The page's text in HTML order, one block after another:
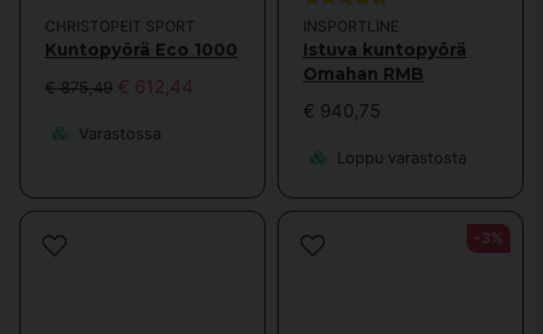
CHRISTOPEIT SPORT
Kuntopyörä Eco 1000
€ 875,49 € 612,44
Varastossa
INSPORTLINE
Istuva kuntopyörä
Omahan RMB
€ 940,75
Loppu varastosta
-3%